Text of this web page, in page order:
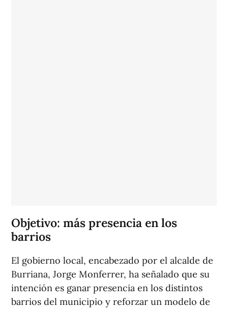
Objetivo: más presencia en los
barrios
El gobierno local, encabezado por el alcalde de
Burriana, Jorge Monferrer, ha señalado que su
intención es ganar presencia en los distintos
barrios del municipio y reforzar un modelo de